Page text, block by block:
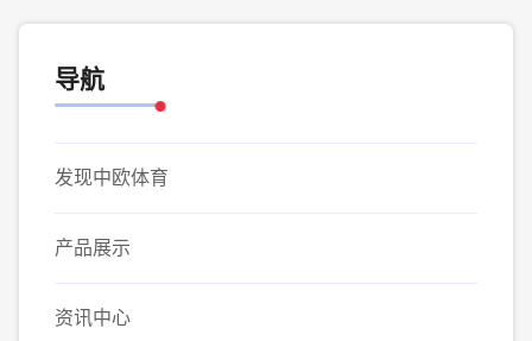
导航
发现中欧体育
产品展示
资讯中心